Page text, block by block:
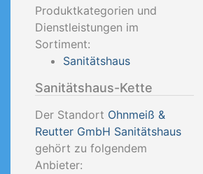
Produktkategorien und
Dienstleistungen im
Sortiment:
Sanitätshaus
Sanitätshaus-Kette
Der Standort Ohnmeiß &
Reutter GmbH Sanitätshaus
gehört zu folgendem
Anbieter: